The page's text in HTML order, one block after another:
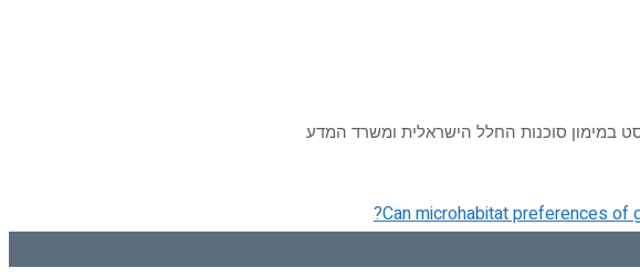
במימון סוכנות החלל הישראלית ומשרד המדע